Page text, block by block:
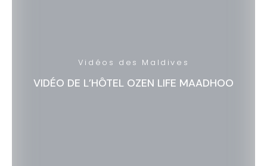
Vidéos des Maldives
VIDÉO DE L’HÔTEL OZEN LIFE MAADHOO